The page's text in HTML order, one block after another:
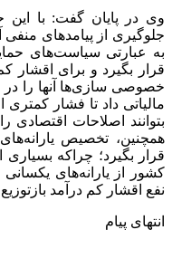
وی در پایان گفت: با
جلوگیری از پیامدهای منفی
به عبارتی سیاست‌های
قرار بگیرد و برای اقشار
خصوصی سازی‌ها آنها را در
مالیاتی داد تا فشار
بتوانند اصلاحات اقتصادی
همچنین، تخصیص
قرار بگیرد؛ چراکه
کشور از یارانه‌های یکسانی
نفع اقشار کم درآمد
انتهای پیام